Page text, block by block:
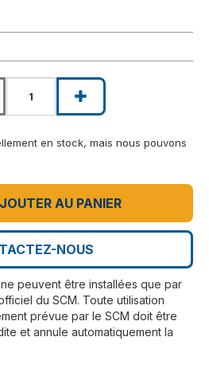
en stock, mais nous pouvons
AU PANIER
NOUS
peuvent être installées que par
du SCM. Toute utilisation
prévue par le SCM doit être
et annule automatiquement la